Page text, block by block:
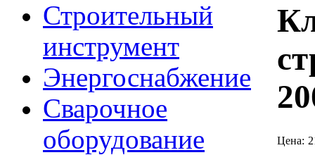
Строительный
инструмент
Энергоснабжение
Сварочное
оборудование
Цена: